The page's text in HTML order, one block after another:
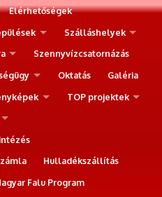
Elérhetőségek
Szálláshelyek
Szennyvízcsatornázás
Oktatás
Galéria
TOP projektek
Hulladékszállítás
Falu Program